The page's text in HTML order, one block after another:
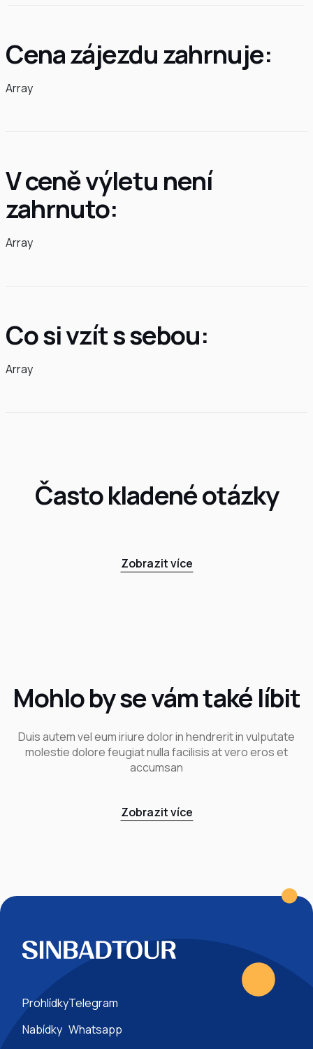
Cena zájezdu zahrnuje:
Array
V ceně výletu není
zahrnuto:
Array
Co si vzít s sebou:
Array
Často kladené otázky
Zobrazit více
Mohlo by se vám také líbit
Duis autem vel eum iriure dolor in hendrerit in vulputate
molestie dolore feugiat nulla facilisis at vero eros et
accumsan
Zobrazit více
Prohlídky
Nabídky
Telegram
Whatsapp